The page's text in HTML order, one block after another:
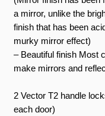
a mirror, unlike the
finish that has been
murky mirror effect)
– Beautiful finish Most
make mirrors and
2 Vector T2 handle
each door)